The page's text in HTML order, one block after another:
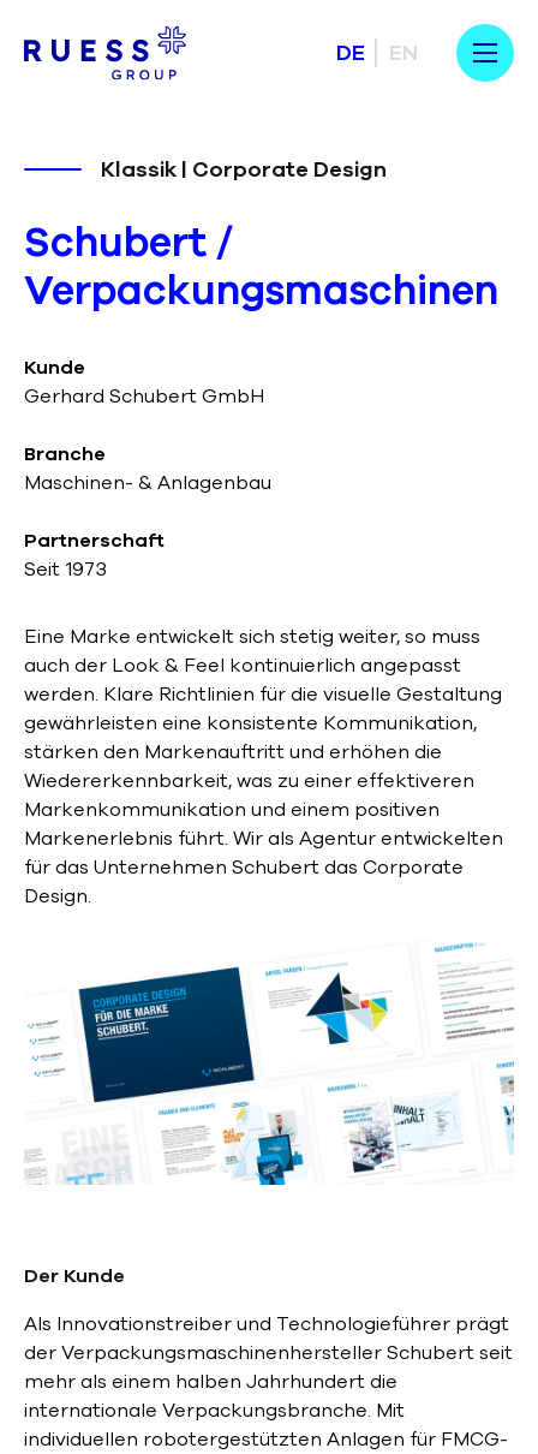
DE EN
Klassik | Corporate Design
Schubert /
Verpackungsmaschinen
Kunde
Gerhard Schubert GmbH
Branche
Maschinen- & Anlagenbau
Partnerschaft
Seit 1973
Eine Marke entwickelt sich stetig weiter, so muss
auch der Look & Feel kontinuierlich angepasst
werden. Klare Richtlinien für die visuelle Gestaltung
gewährleisten eine konsistente Kommunikation,
stärken den Markenauftritt und erhöhen die
Wiedererkennbarkeit, was zu einer effektiveren
Markenkommunikation und einem positiven
Markenerlebnis führt. Wir als Agentur entwickelten
für das Unternehmen Schubert das Corporate
Design.
Der Kunde
Als Innovationstreiber und Technologieführer prägt
der Verpackungsmaschinenhersteller Schubert seit
mehr als einem halben Jahrhundert die
internationale Verpackungsbranche. Mit
individuellen robotergestützten Anlagen für FMCG-